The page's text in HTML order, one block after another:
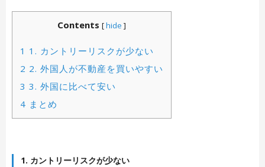
Contents [hide ]
1 1. カントリーリスクが少ない
2 2. 外国人が不動産を買いやすい
3 3. 外国に比べて安い
4 まとめ
1. カントリーリスクが少ない